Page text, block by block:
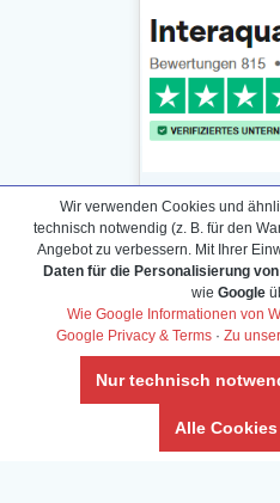
Widerrufs­recht /
AGB
Umwelt und
Vertrag
Wir verwenden Cookies und
technisch notwendig (z. B. für den
Angebot zu verbessern. Mit Ihrer
Daten für die Personalisierung
wie Google
Wie Google Informationen von
Google Privacy & Terms · Zu
Nur technisch
Alle